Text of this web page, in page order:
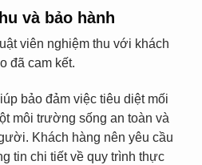
và bảo hành
viên nghiệm thu với khách
đã cam kết.
bảo đảm việc tiêu diệt mối
môi trường sống an toàn và
Khách hàng nên yêu cầu
tin chi tiết về quy trình thực